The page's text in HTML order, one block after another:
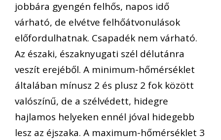
jobbára gyengén felhős, napos idő
várható, de elvétve felhőátvonulások
előfordulhatnak. Csapadék nem várható.
Az északi, északnyugati szél délutánra
veszít erejéből. A minimum-hőmérséklet
általában mínusz 2 és plusz 2 fok között
valószínű, de a szélvédett, hidegre
hajlamos helyeken ennél jóval hidegebb
lesz az éjszaka. A maximum-hőmérséklet 3